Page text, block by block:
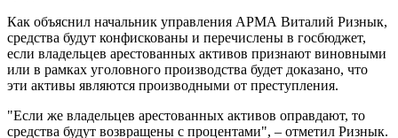
Как объяснил начальник управления АРМА Виталий Ризнык,
средства будут конфискованы и перечислены в госбюджет,
если владельцев арестованных активов признают виновными
или в рамках уголовного производства будет доказано, что
эти активы являются производными от преступления.
"Если же владельцев арестованных активов оправдают, то
средства будут возвращены с процентами", – отметил Ризнык.